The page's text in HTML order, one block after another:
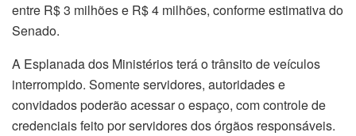
entre R$ 3 milhões e R$ 4 milhões, conforme estimativa do
Senado.
A Esplanada dos Ministérios terá o trânsito de veículos
interrompido. Somente servidores, autoridades e
convidados poderão acessar o espaço, com controle de
credenciais feito por servidores dos órgãos responsáveis.